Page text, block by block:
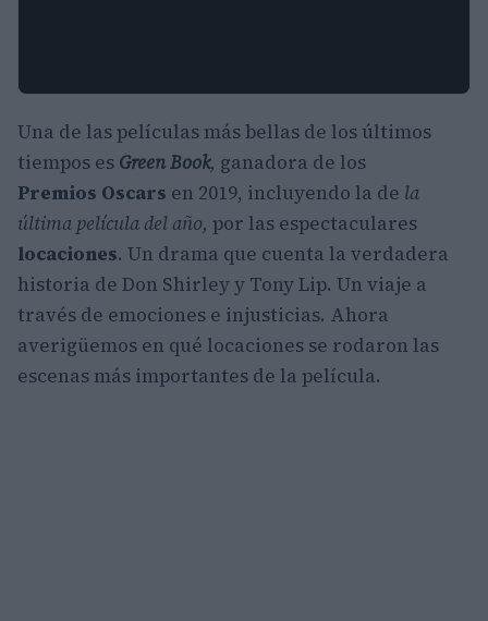
Una de las películas más bellas de los últimos
tiempos es Green Book, ganadora de los
Premios Oscars en 2019, incluyendo la de la
última película del año, por las espectaculares
locaciones. Un drama que cuenta la verdadera
historia de Don Shirley y Tony Lip. Un viaje a
través de emociones e injusticias. Ahora
averigüemos en qué locaciones se rodaron las
escenas más importantes de la película.